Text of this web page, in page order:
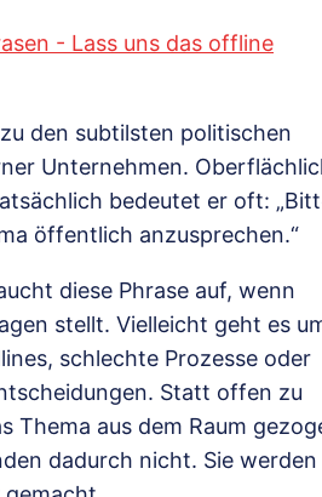
den subtilsten politischen
Unternehmen.
bedeutet er oft:
öffentlich anzusprechen.“
diese Phrase auf, wenn
stellt. Vielleicht geht es
schlechte Prozesse oder
Statt offen zu
Thema aus dem Raum
dadurch nicht. Sie werden